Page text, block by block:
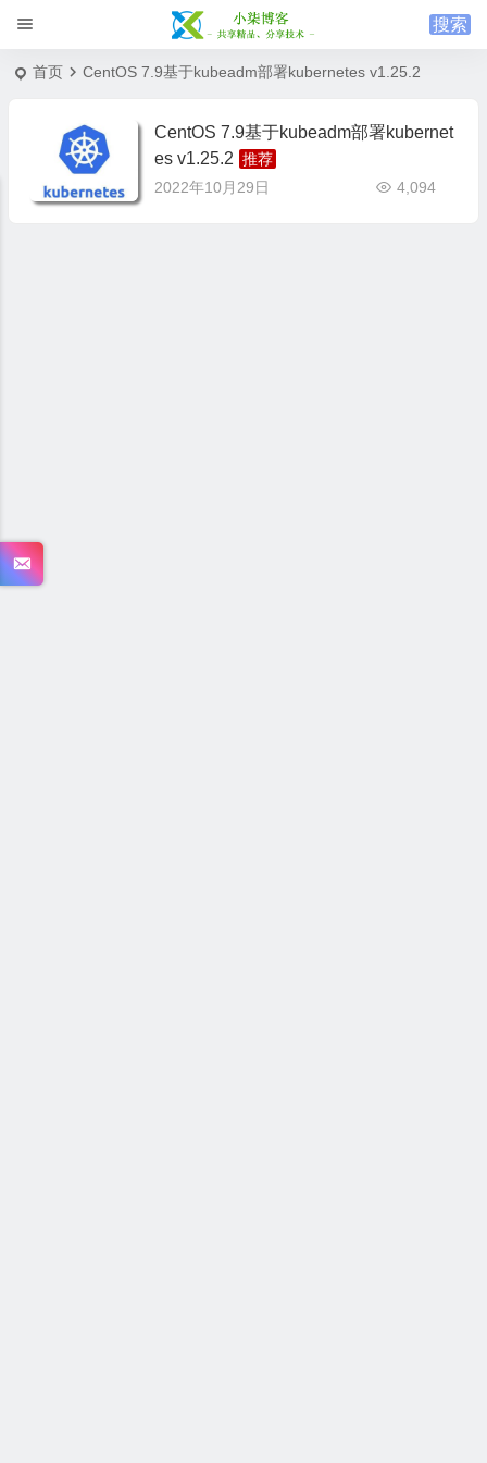
首页 CentOS 7.9基于kubeadm部署kubernetes v1.25.2
CentOS 7.9基于kubeadm部署kubernet
es v1.25.2
2022年10月29日 4,094